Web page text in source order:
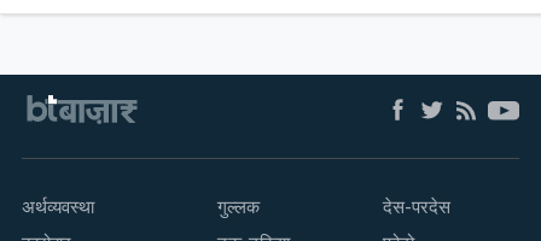
अर्थव्यवस्था
गुल्लक
देस-परदेस